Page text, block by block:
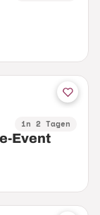
in 2 Tagen
Event